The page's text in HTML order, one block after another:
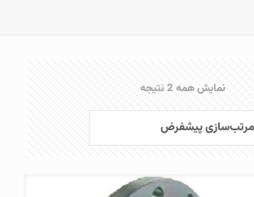
نمایش همه 2 نتیجه